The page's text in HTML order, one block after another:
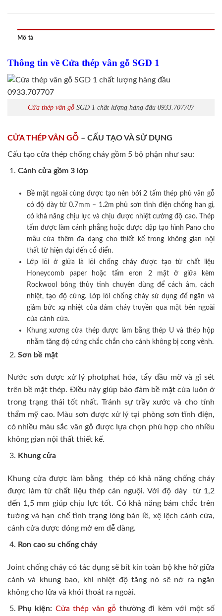
Mô tả
Thông tin về Cửa thép vân gỗ SGD 1
Cửa thép vân gỗ SGD 1 chất lượng hàng đầu 0933.707707
CỬA THÉP VÂN GỖ – CẤU TẠO VÀ SỬ DỤNG
Cấu tạo cửa thép chống cháy gồm 5 bộ phận như sau:
Cánh cửa gồm 3 lớp
Bề mặt ngoài cùng được tạo nên bởi 2 tấm thép phủ vân gỗ
có độ dày từ 0.7mm – 1.2m phủ sơn tĩnh điện chống han gỉ,
có khả năng chịu lực và chịu được nhiệt cường độ cao. Thép
tấm được làm cánh phẳng hoặc được dập tạo hình Pano cho
mẫu cửa thêm đa dạng cho thiết kế trong không gian nội
thất từ hiện đại đến cổ điển.
Lớp lõi ở giữa là lõi chống cháy được tạo từ chất liệu
Honeycomb paper hoặc tấm eron 2 mặt ở giữa kèm
Rockwool bông thủy tinh chuyên dùng để cách âm, cách
nhiệt, tạo độ cứng. Lớp lõi chống cháy sử dụng để ngăn và
giảm bức xạ nhiệt của đám cháy truyền qua mặt bên ngoài
của cánh cửa.
Khung xương cửa thép được làm bằng thép U và thép hộp
nhằm tăng độ cứng chắc chắn cho cánh không bị cong vênh.
Sơn bề mặt
Nước sơn được xử lý photphat hóa, tẩy dầu mỡ và gỉ sét
trên bề mặt thép. Điều này giúp bảo đảm bề mặt cửa luôn ở
trong trạng thái tốt nhất. Tránh sự trầy xước và cho tính
thẩm mỹ cao. Màu sơn được xử lý tại phòng sơn tĩnh điện,
có nhiều màu sắc vân gỗ được lựa chọn phù hợp cho nhiều
không gian nội thất thiết kế.
Khung cửa
Khung cửa được làm bằng thép có khả năng chống cháy
được làm từ chất liệu thép cán nguội. Với độ dày từ 1,2
đến 1,5 mm giúp chịu lực tốt. Có khả năng bám chắc trên
tường và hạn chế tình trạng lỏng bản lề, xệ lệch cánh cửa,
cánh cửa được đóng mở em dễ dàng.
Ron cao su chống cháy
Joint chống cháy có tác dụng sẽ bít kín toàn bộ khe hở giữa
cánh và khung bao, khi nhiệt độ tăng nó sẽ nở ra ngăn
không cho lửa và khói thoát ra ngoài.
Phụ kiện: Cửa thép vân gỗ thường đi kèm với một số